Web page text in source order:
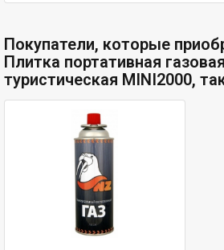
Покупатели, которые
Плитка портативная газовая
туристическая MINI2000,